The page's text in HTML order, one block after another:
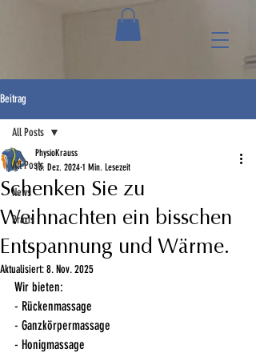
Beitrag
All Posts
News
Praxis
All Posts
Schenken Sie zu
Weihnachten ein bisschen
Entspannung und Wärme.
PhysioKrauss
13. Dez. 2024 1 Min. Lesezeit
Aktualisiert:8. Nov. 2025
Wir bieten:
- Rückenmassage
- Ganzkörpermassage
- Honigmassage